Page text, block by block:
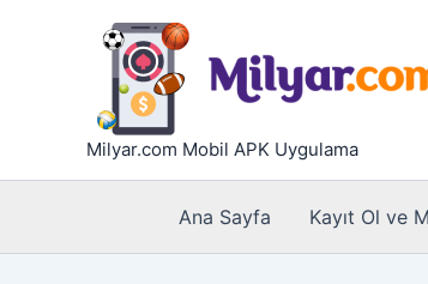
Milyar.com Mobil APK Uygulama
Ana Sayfa Kayıt Ol ve